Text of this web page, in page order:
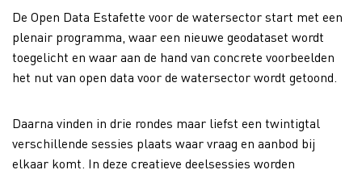
De Open Data Estafette voor de watersector start met een
plenair programma, waar een nieuwe geodataset wordt
toegelicht en waar aan de hand van concrete voorbeelden
het nut van open data voor de watersector wordt getoond.
Daarna vinden in drie rondes maar liefst een twintigtal
verschillende sessies plaats waar vraag en aanbod bij
elkaar komt. In deze creatieve deelsessies worden